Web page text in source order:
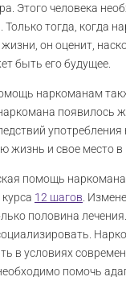
Этого человека
Только тогда, когда
он оценит,
быть его будущее.
наркоманам
появилось
употребления
жизнь и свое место в
помощь
12 шагов .
половина
в условиях
помочь